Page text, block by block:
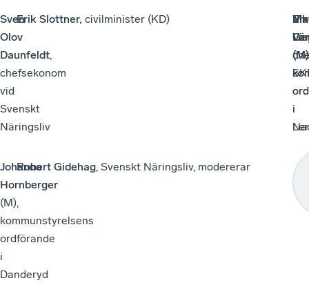
Sven
Olov
Daunfeldt,
chefsekonom
vid
Svenskt
Näringsliv
Erik Slottner, civilminister (KD)
i
(M)
i
Johanna
Hornberger
(M),
kommunstyrelsens
ordförande
i
Danderyd
Robert Gidehag, Svenskt Näringsliv, modererar